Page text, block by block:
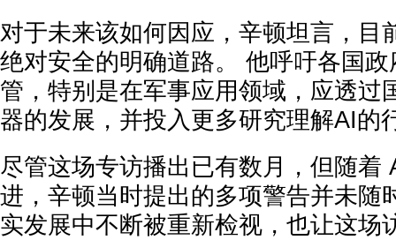
对于未来该如何因应，辛顿坦言，目
绝对安全的明确道路。 他呼吁各国
管，特别是在军事应用领域，应透过
器的发展，并投入更多研究理解AI的
尽管这场专访播出已有数月，但随着
进，辛顿当时提出的多项警告并未随
实发展中不断被重新检视，也让这场